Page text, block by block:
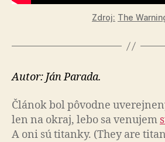
Zdroj: The
Autor: Ján Parada.
Článok bol pôvodne
len na okraj, lebo sa venujem
A oni sú titanky. (They are